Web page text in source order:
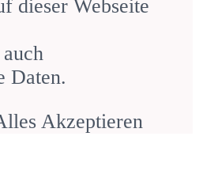
dieser Webseite
Daten.
Akzeptieren